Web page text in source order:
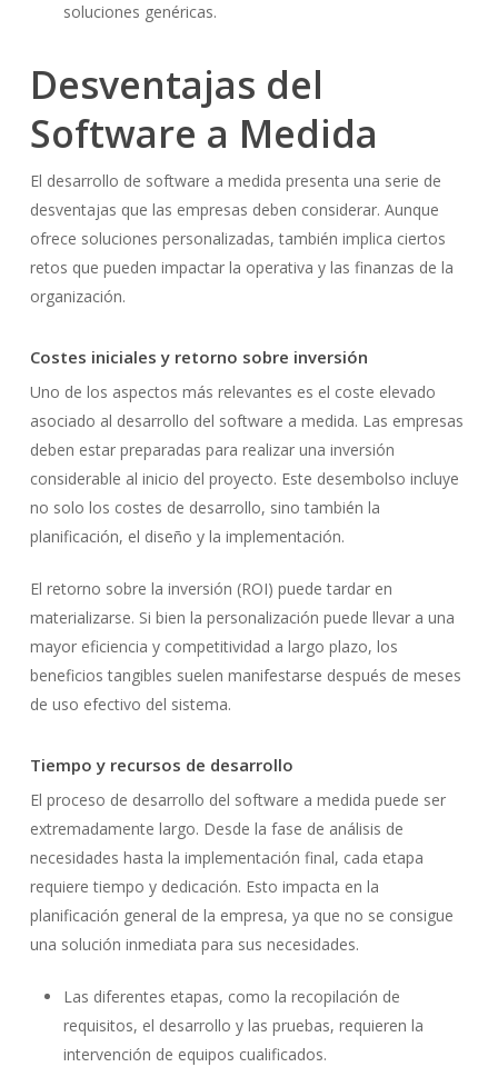
soluciones genéricas.
Desventajas del
Software a Medida
El desarrollo de software a medida presenta una serie de
desventajas que las empresas deben considerar. Aunque
ofrece soluciones personalizadas, también implica ciertos
retos que pueden impactar la operativa y las finanzas de la
organización.
Costes iniciales y retorno sobre inversión
Uno de los aspectos más relevantes es el coste elevado
asociado al desarrollo del software a medida. Las empresas
deben estar preparadas para realizar una inversión
considerable al inicio del proyecto. Este desembolso incluye
no solo los costes de desarrollo, sino también la
planificación, el diseño y la implementación.
El retorno sobre la inversión (ROI) puede tardar en
materializarse. Si bien la personalización puede llevar a una
mayor eficiencia y competitividad a largo plazo, los
beneficios tangibles suelen manifestarse después de meses
de uso efectivo del sistema.
Tiempo y recursos de desarrollo
El proceso de desarrollo del software a medida puede ser
extremadamente largo. Desde la fase de análisis de
necesidades hasta la implementación final, cada etapa
requiere tiempo y dedicación. Esto impacta en la
planificación general de la empresa, ya que no se consigue
una solución inmediata para sus necesidades.
Las diferentes etapas, como la recopilación de
requisitos, el desarrollo y las pruebas, requieren la
intervención de equipos cualificados.